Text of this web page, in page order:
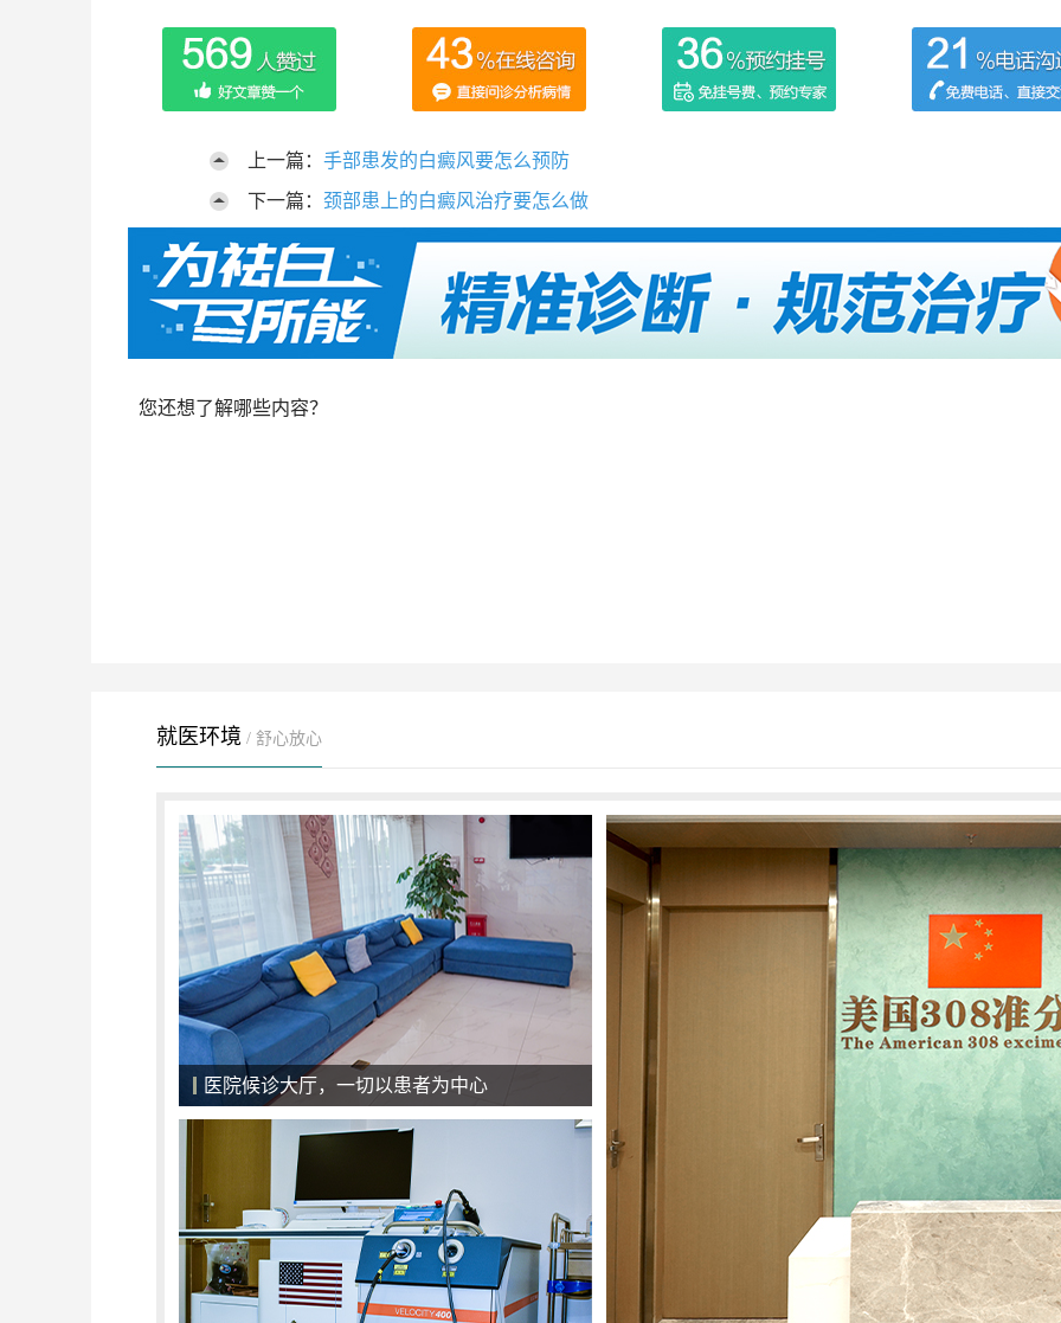
上一篇： 手部患发的白癜风要怎么预防
下一篇： 颈部患上的白癜风治疗要怎么做
您还想了解哪些内容？
就医环境 / 舒心放心
强大的专家团队，病情康复的保证